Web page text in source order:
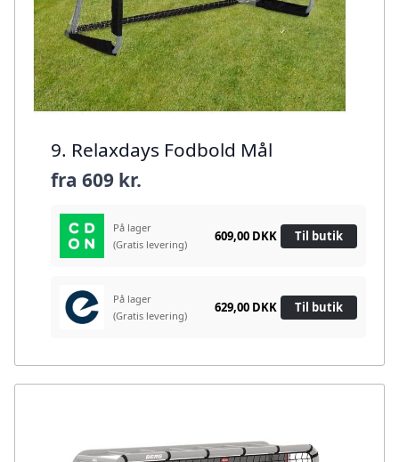
9. Relaxdays Fodbold Mål
fra 609 kr.
På lager
(Gratis levering)
609,00 DKK Til butik
På lager
(Gratis levering)
629,00 DKK Til butik